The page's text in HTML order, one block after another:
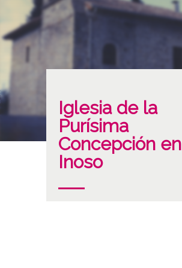
Iglesia de la
Purísima
Concepción en
Inoso